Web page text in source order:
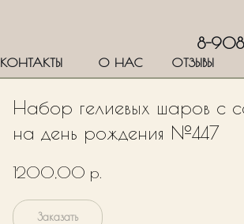
8-
КОНТАКТЫ О НАС ОТЗЫВЫ
Набор гелиевых шаров с
на день рождения №447
1200,00 р.
Заказать